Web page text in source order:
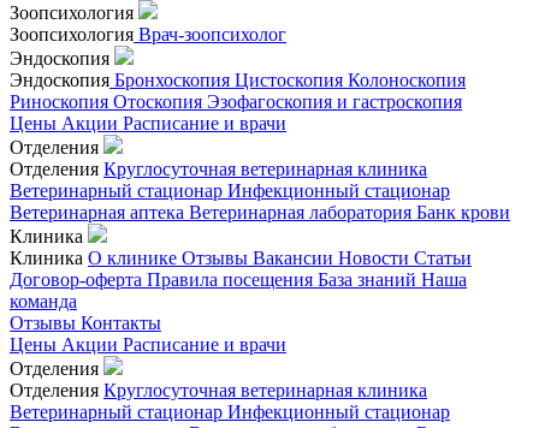
Зоопсихология
Зоопсихология Врач-зоопсихолог
Эндоскопия
Эндоскопия Бронхоскопия Цистоскопия Колоноскопия
Риноскопия Отоскопия Эзофагоскопия и гастроскопия
Цены Акции Расписание и врачи
Отделения
Отделения Круглосуточная ветеринарная клиника
Ветеринарный стационар Инфекционный стационар
Ветеринарная аптека Ветеринарная лаборатория Банк крови
Клиника
Клиника О клинике Отзывы Вакансии Новости Статьи
Договор-оферта Правила посещения База знаний Наша
команда
Отзывы Контакты
Цены Акции Расписание и врачи
Отделения
Отделения Круглосуточная ветеринарная клиника
Ветеринарный стационар Инфекционный стационар